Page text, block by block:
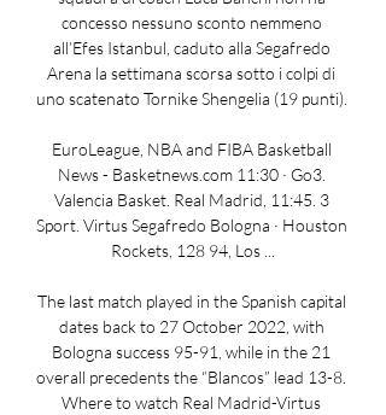
concesso nessuno sconto nemmeno
all’Efes Istanbul, caduto alla Segafredo
Arena la settimana scorsa sotto i colpi di
uno scatenato Tornike Shengelia (19 punti).
EuroLeague, NBA and FIBA Basketball
News - Basketnews.com 11:30 · Go3.
Valencia Basket. Real Madrid, 11:45. 3
Sport. Virtus Segafredo Bologna · Houston
Rockets, 128 94, Los ...
The last match played in the Spanish capital
dates back to 27 October 2022, with
Bologna success 95-91, while in the 21
overall precedents the “Blancos” lead 13-8.
Where to watch Real Madrid-Virtus